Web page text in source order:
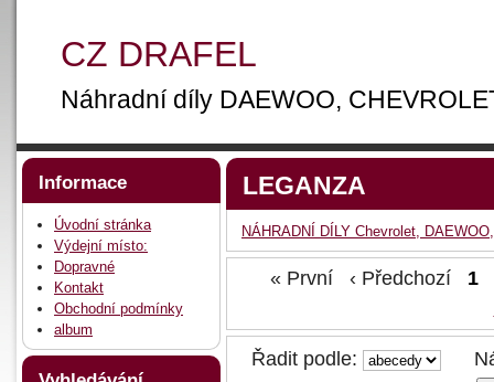
Informace
Úvodní stránka
Výdejní místo:
Dopravné
Kontakt
Obchodní podmínky
album
LEGANZA
NÁHRADNÍ DÍLY Chevrolet,
« První ‹ Předchozí 1
Řadit podle:
CZ DRAFEL
Náhradní díly DAEWOO,